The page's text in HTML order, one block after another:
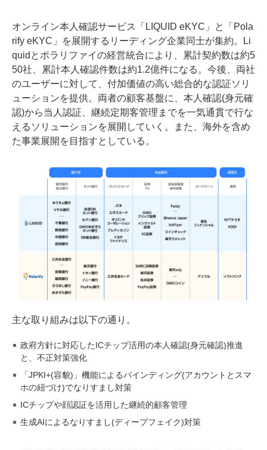
オンライン本人確認サービス「LIQUID eKYC」と「Pola
rify eKYC」を展開するリーディング企業同士が集約。Li
quidとポラリファイの経営統合により、累計契約数は約5
50社、累計本人確認件数は約1.2億件になる。今後、両社
のユーザーに対して、付加価値の高い総合的な認証ソリ
ューションを提供。両者の顧客基盤に、本人確認(身元確
認)から当人認証、継続定期客管理までを一気通貫で行な
えるソリューションを展開していく。また、海外を含め
た事業展開を目指すとしている。
主な取り組みは以下の通り。
政府方針に対応したICチップ活用の本人確認(身元確認)推進
と、不正対策強化
「JPKI+(容貌)」機能によるバインディング(アカウントとスマ
ホの紐づけ)でなりすまし対策
ICチップや顔認証を活用した継続的顧客管理
生成AIによるなりすまし(ディープフェイク)対策